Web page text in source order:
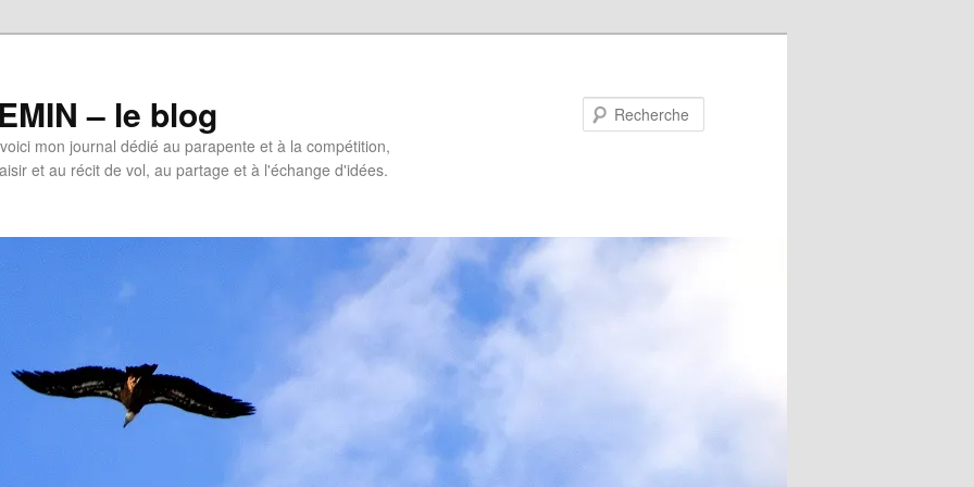
– le blog
mon journal dédié au parapente et à la compétition,
et au récit de vol, au partage et à l'échange d'idées.